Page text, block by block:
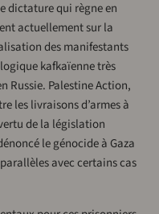
dictature qui règne en
actuellement sur la
des manifestants
kafkaïenne très
Russie. Palestine Action,
les livraisons d’armes à
de la législation
le génocide à Gaza
avec certains cas